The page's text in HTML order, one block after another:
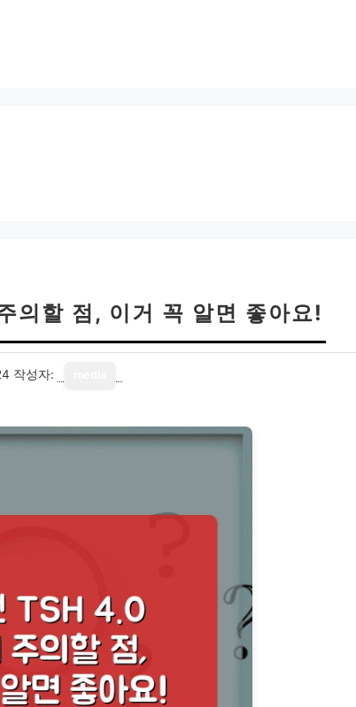
의할 점, 이거 꼭 알면 좋아요!
작성자: